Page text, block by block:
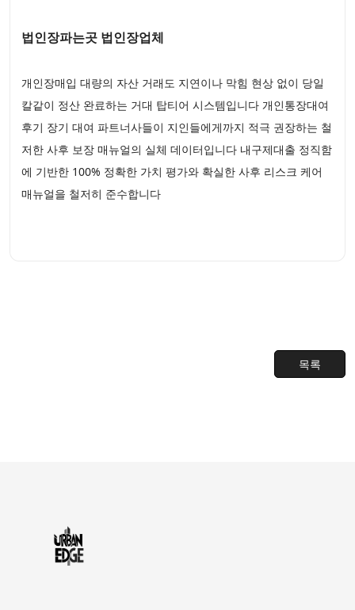
법인장파는곳 법인장업체
개인장매입 대량의 자산 거래도 지연이나 막힘 현상 없이 당일
칼같이 정산 완료하는 거대 탑티어 시스템입니다 개인통장대여
후기 장기 대여 파트너사들이 지인들에게까지 적극 권장하는 철
저한 사후 보장 매뉴얼의 실체 데이터입니다 내구제대출 정직함
에 기반한 100% 정확한 가치 평가와 확실한 사후 리스크 케어
매뉴얼을 철저히 준수합니다
목록